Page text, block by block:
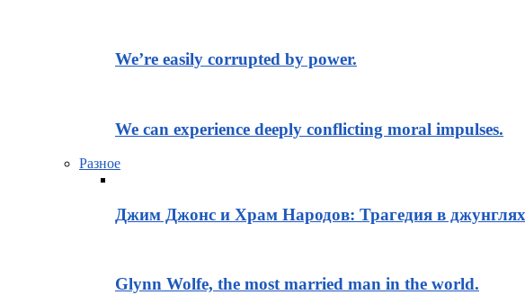
We’re easily corrupted by power.
We can experience deeply conflicting moral impulses.
Разное
Джим Джонс и Храм Народов: Трагедия в
Glynn Wolfe, the most married man in the world.